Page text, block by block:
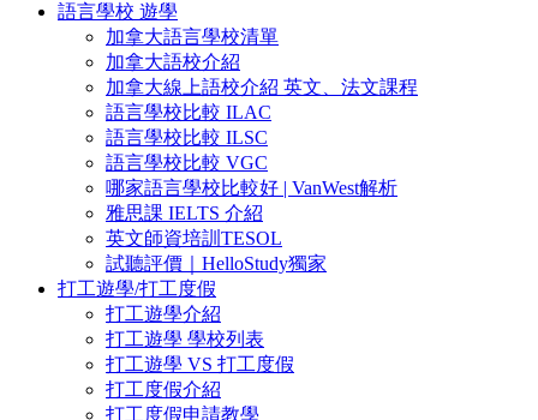
語言學校 遊學
加拿大語言學校清單
加拿大語校介紹
加拿大線上語校介紹 英文、法文課程
語言學校比較 ILAC
語言學校比較 ILSC
語言學校比較 VGC
哪家語言學校比較好 | VanWest解析
雅思課 IELTS 介紹
英文師資培訓TESOL
試聽評價｜HelloStudy獨家
打工遊學/打工度假
打工遊學介紹
打工遊學 學校列表
打工遊學 VS 打工度假
打工度假介紹
打工度假申請教學